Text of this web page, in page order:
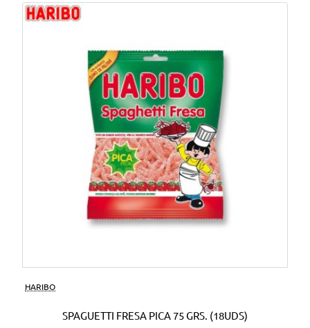
HARIBO
SPAGUETTI FRESA PICA 75 GRS. (18UDS)